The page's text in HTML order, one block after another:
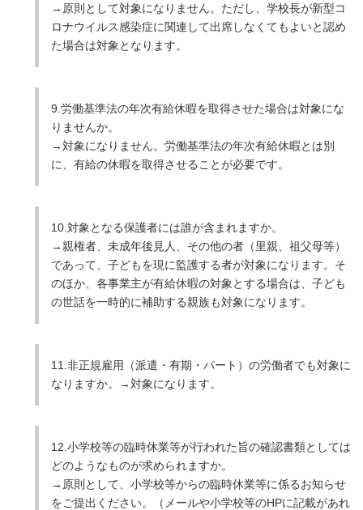
→原則として対象になりません。ただし、学校長が新型コ
ロナウイルス感染症に関連して出席しなくてもよいと認め
た場合は対象となります。
9.労働基準法の年次有給休暇を取得させた場合は対象にな
りませんか。
→対象になりません。労働基準法の年次有給休暇とは別
に、有給の休暇を取得させることが必要です。
10.対象となる保護者には誰が含まれますか。
→親権者、未成年後見人、その他の者（里親、祖父母等）
であって、子どもを現に監護する者が対象になります。そ
のほか、各事業主が有給休暇の対象とする場合は、子ども
の世話を一時的に補助する親族も対象になります。
11.非正規雇用（派遣・有期・パート）の労働者でも対象に
なりますか。→対象になります。
12.小学校等の臨時休業等が行われた旨の確認書類としては
どのようなものが求められますか。
→原則として、小学校等からの臨時休業等に係るお知らせ
をご提出ください。（メールや小学校等のHPに記載があれ